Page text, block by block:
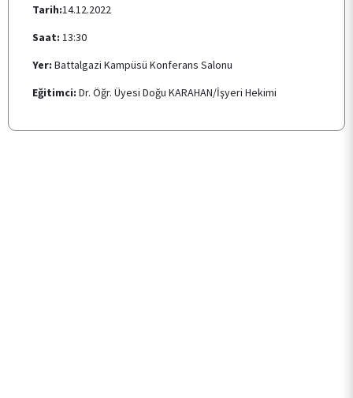
İLETİŞİM
Tarih:14.12.2022
Saat: 13:30
Yer: Battalgazi Kampüsü Konferans Salonu
Eğitimci: Dr. Öğr. Üyesi Doğu KARAHAN/İşyeri Hekimi